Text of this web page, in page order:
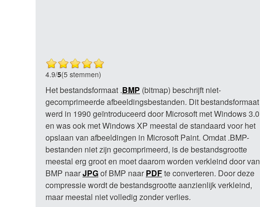
4.9/5(5 stemmen)
Het bestandsformaat .BMP (bitmap) beschrijft niet-
gecomprimeerde afbeeldingsbestanden. Dit bestandsformaat
werd in 1990 geïntroduceerd door Microsoft met Windows 3.0
en was ook met Windows XP meestal de standaard voor het
opslaan van afbeeldingen in Microsoft Paint. Omdat .BMP-
bestanden niet zijn gecomprimeerd, is de bestandsgrootte
meestal erg groot en moet daarom worden verkleind door van
BMP naarJPGof BMP naarPDFte converteren. Door deze
compressie wordt de bestandsgrootte aanzienlijk verkleind,
maar meestal niet volledig zonder verlies.